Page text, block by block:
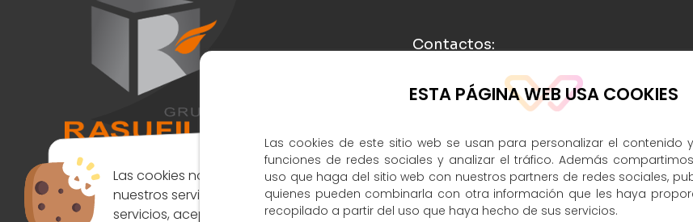
Las cookies nos permiten ofrecer
nuestros servicios. Al utilizar nuestros
servicios, aceptas el uso que hacemos
ACEPTO
MÁS INFO
Contactos:
info@rasufilm.es 693 398 247
ESTA PÁGINA WEB USA COOKIES
Las cookies de este sitio web se usan para personalizar el contenido
funciones de redes sociales y analizar el tráfico. Además
uso que haga del sitio web con nuestros partners de redes sociales,
quienes pueden combinarla con otra información que les haya
recopilado a partir del uso que haya hecho de sus servicios.